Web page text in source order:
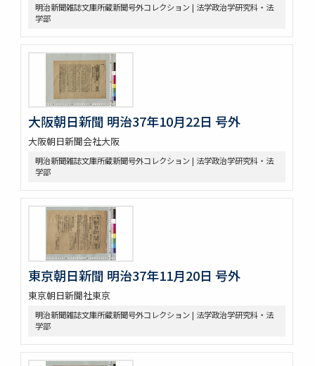
明治新聞雑誌文庫所蔵新聞号外コレクション | 法学政治学研究科・法
学部
大阪朝日新聞 明治37年10月22日 号外
大阪朝日新聞会社大阪
明治新聞雑誌文庫所蔵新聞号外コレクション | 法学政治学研究科・法
学部
東京朝日新聞 明治37年11月20日 号外
東京朝日新聞社東京
明治新聞雑誌文庫所蔵新聞号外コレクション | 法学政治学研究科・法
学部